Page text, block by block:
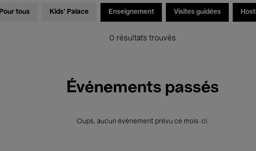
Pour tous Kids’ Palace Enseignement Visites guidées
0 résultats trouvés
Événements passés
Oups, aucun événement prévu ce mois-ci.